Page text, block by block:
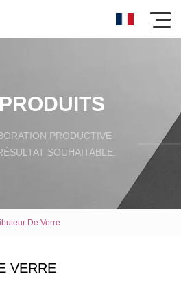
PRODUCTIVE
SOUHAITABLE.
De Verre
VERRE